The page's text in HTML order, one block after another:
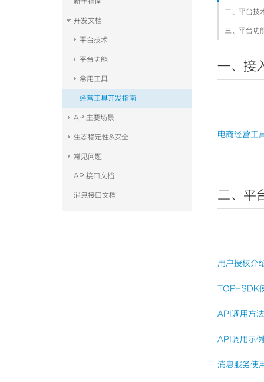
开发文档
平台技术
平台功能
常用工具
经营工具开发指南
API主要场景
生态稳定性&安全
常见问题
API接口文档
消息接口文档
二、平台技
三、平台功
一、接
电商经营工
二、平
用户授权介
TOP-SDK
API调用方
API调用示例
消息服务使